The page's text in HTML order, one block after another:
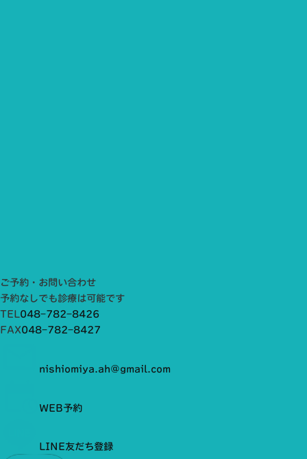
ご予約・お問い合わせ
予約なしでも診療は可能です
TEL 048−782−8426
FAX048−782−8427
nishiomiya.ah@gmail.com
WEB予約
LINE友だち登録